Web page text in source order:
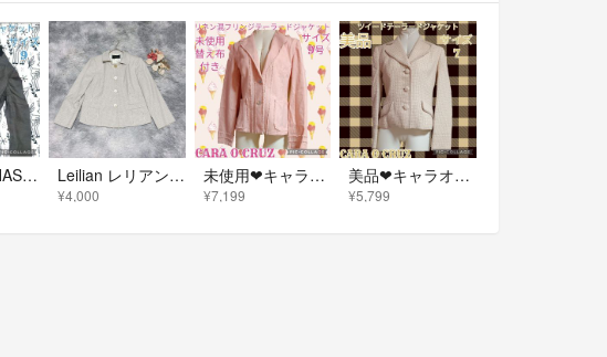
美品❤ROCHAS❤ロシャス❤テーラードジャケット❤ブラウン❤レリアン❤茶❤無地 Leilian レリアン（LL）長袖 ジャケット チェック柄 大きいサイズ 上品
¥4,000
未使用❤キャラオクルス❤テーラードジャケット❤ピンク❤リネン❤フリンジ❤替え布付
¥7,199
美品❤キャラオクルス❤ツイード❤テーラードジャケット❤ベージュ❤総柄❤ホワイト
¥5,799